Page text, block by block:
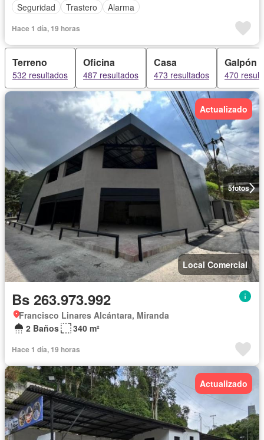
Seguridad
Trastero Alarma
Hace 1 día, 19 horas
Terreno
532 resultados
Oficina
487 resultados
Casa
473 resultados
Galpón
470
5fotos
Actualizado
Local Comercial
Bs 263.973.992
Francisco Linares Alcántara, Miranda
2 Baños
340 m²
Hace 1 día, 19 horas
Actualizado